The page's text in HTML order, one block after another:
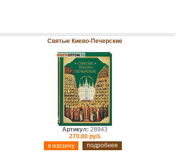
Святые Киево-Печерские
Артикул: 28943
270.00 руб.
подробнее